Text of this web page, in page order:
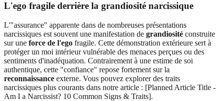
L'ego fragile derrière la grandiosité narcissique
L'"assurance" apparente dans de nombreuses présentations
narcissiques est souvent une manifestation de grandiosité construite
sur une force de l'ego fragile. Cette démonstration extérieure sert à
protéger un moi intérieur vulnérable des menaces perçues ou des
sentiments d'inadéquation. Contrairement à une estime de soi
authentique, cette "confiance" repose fortement sur la
reconnaissance externe. Vous pouvez explorer des traits
narcissiques plus courants dans notre article : [Planned Article Title -
Am I a Narcissist? 10 Common Signs & Traits].